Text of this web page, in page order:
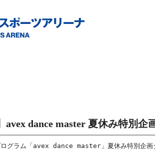
avex dance master 夏休み特別企
グラム「avex dance master」夏休み特別企画